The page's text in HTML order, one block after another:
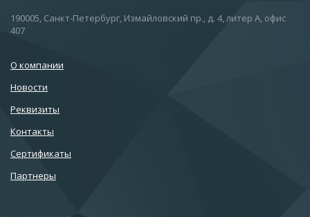
190005, Санкт-Петербург, Измайловский пр., д. 4, литер А, офис
407
О компании
Новости
Реквизиты
Контакты
Сертификаты
Партнеры